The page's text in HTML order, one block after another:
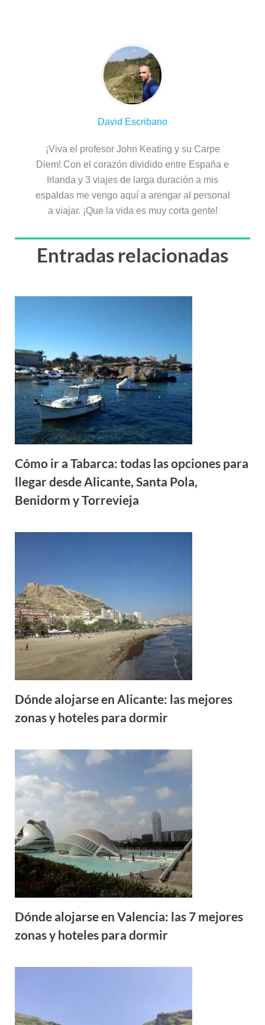
David Escribano
¡Viva el profesor John Keating y su Carpe
Diem! Con el corazón dividido entre España e
Irlanda y 3 viajes de larga duración a mis
espaldas me vengo aquí a arengar al personal
a viajar. ¡Que la vida es muy corta gente!
Entradas relacionadas
Cómo ir a Tabarca: todas las opciones para
llegar desde Alicante, Santa Pola,
Benidorm y Torrevieja
Dónde alojarse en Alicante: las mejores
zonas y hoteles para dormir
Dónde alojarse en Valencia: las 7 mejores
zonas y hoteles para dormir